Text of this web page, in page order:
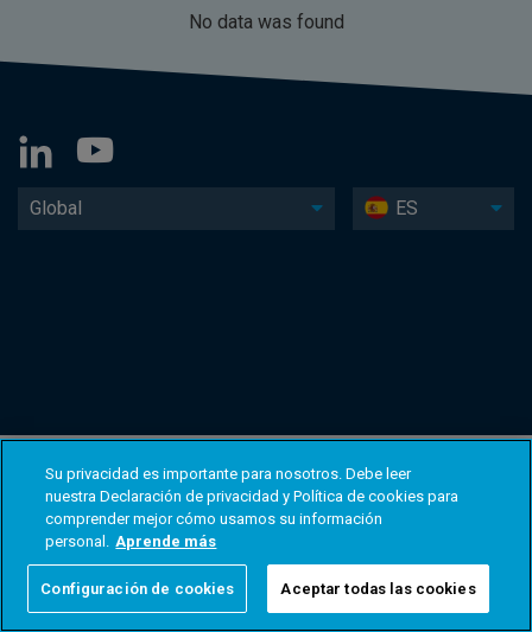
No data was found
Global ES
Su privacidad es importante para nosotros. Debe leer
nuestra Declaración de privacidad y Política de cookies para
comprender mejor cómo usamos su información
personal. Aprende más
Configuración de cookies Aceptar todas las cookies